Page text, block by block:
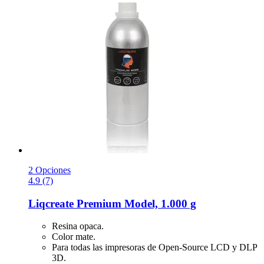
2 Opciones
4.9 (7)
Liqcreate Premium Model, 1.000 g
Resina opaca.
Color mate.
Para todas las impresoras de Open-Source LCD y DLP
3D.